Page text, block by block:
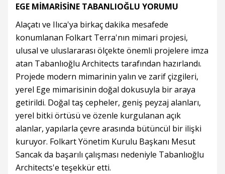
EGE MİMARİSİNE TABANLIOĞLU YORUMU
Alaçatı ve Ilıca'ya birkaç dakika mesafede
konumlanan Folkart Terra'nın mimari projesi,
ulusal ve uluslararası ölçekte önemli projelere imza
atan Tabanlıoğlu Architects tarafından hazırlandı.
Projede modern mimarinin yalın ve zarif çizgileri,
yerel Ege mimarisinin doğal dokusuyla bir araya
getirildi. Doğal taş cepheler, geniş peyzaj alanları,
yerel bitki örtüsü ve özenle kurgulanan açık
alanlar, yapılarla çevre arasında bütüncül bir ilişki
kuruyor. Folkart Yönetim Kurulu Başkanı Mesut
Sancak da başarılı çalışması nedeniyle Tabanlıoğlu
Architects'e teşekkür etti.